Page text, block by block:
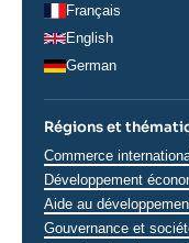
Français
English
German
Régions et
Thématiques
analyses
Commerce
Développement
Aide au
Gouvernance et